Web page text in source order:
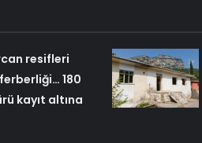
resifleri
180
kayıt altına